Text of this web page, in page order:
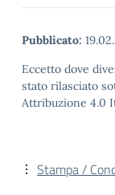
Pubblicato:
Eccetto dove
stato rilasciato
Attribuzione 4.0
Stampa /